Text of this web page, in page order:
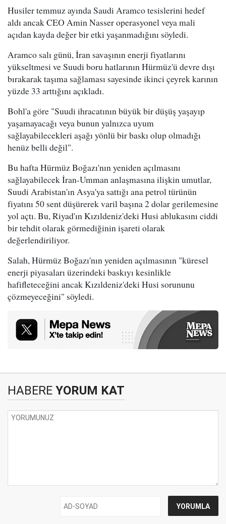
Husiler temmuz ayında Saudi Aramco tesislerini hedef
aldı ancak CEO Amin Nasser operasyonel veya mali
açıdan kayda değer bir etki yaşanmadığını söyledi.
Aramco salı günü, İran savaşının enerji fiyatlarını
yükseltmesi ve Suudi boru hatlarının Hürmüz'ü devre dışı
bırakarak taşıma sağlaması sayesinde ikinci çeyrek karının
yüzde 33 arttığını açıkladı.
Bohl'a göre "Suudi ihracatının büyük bir düşüş yaşayıp
yaşamayacağı veya bunun yalnızca uyum
sağlayabilecekleri aşağı yönlü bir baskı olup olmadığı
henüz belli değil".
Bu hafta Hürmüz Boğazı'nın yeniden açılmasını
sağlayabilecek İran-Umman anlaşmasına ilişkin umutlar,
Suudi Arabistan'ın Asya'ya sattığı ana petrol türünün
fiyatını 50 sent düşürerek varil başına 2 dolar gerilemesine
yol açtı. Bu, Riyad'ın Kızıldeniz'deki Husi ablukasını ciddi
bir tehdit olarak görmediğinin işareti olarak
değerlendiriliyor.
Salah, Hürmüz Boğazı'nın yeniden açılmasının "küresel
enerji piyasaları üzerindeki baskıyı kesinlikle
hafifleteceğini ancak Kızıldeniz'deki Husi sorununu
çözmeyeceğini" söyledi.
HABERE YORUM KAT